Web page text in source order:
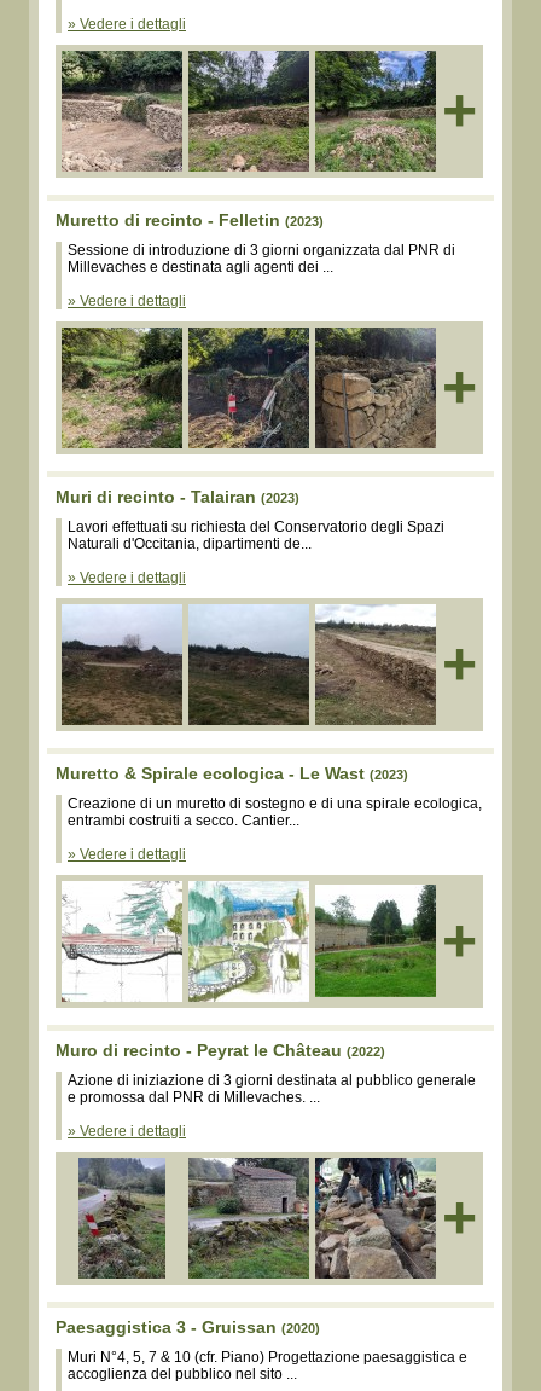
» Vedere i dettagli
+
Muretto di recinto - Felletin (2023)
Sessione di introduzione di 3 giorni organizzata dal PNR di
Millevaches e destinata agli agenti dei ...
» Vedere i dettagli
+
Muri di recinto - Talairan (2023)
Lavori effettuati su richiesta del Conservatorio degli Spazi
Naturali d'Occitania, dipartimenti de...
» Vedere i dettagli
+
Muretto & Spirale ecologica - Le Wast (2023)
Creazione di un muretto di sostegno e di una spirale ecologica,
entrambi costruiti a secco. Cantier...
» Vedere i dettagli
+
Muro di recinto - Peyrat le Château (2022)
Azione di iniziazione di 3 giorni destinata al pubblico generale
e promossa dal PNR di Millevaches. ...
» Vedere i dettagli
+
Paesaggistica 3 - Gruissan (2020)
Muri N°4, 5, 7 & 10 (cfr. Piano) Progettazione paesaggistica e
accoglienza del pubblico nel sito ...